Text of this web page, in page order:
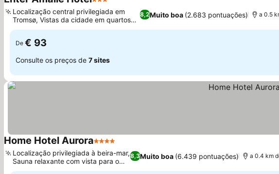
3 Estrelas
8,2Muito boa (2.683 pontuações)
Localização central privilegiada em
Tromsø, Vistas da cidade em quartos
selecionados
a 0.5
De € 93
Consulte os preços de 7 sites
Home Hotel Aurora4 Estrelas
8,3Muito boa (6.439 pontuações)
Localização privilegiada à beira-mar,
Sauna relaxante com vista para o
porto
a 0.4 km